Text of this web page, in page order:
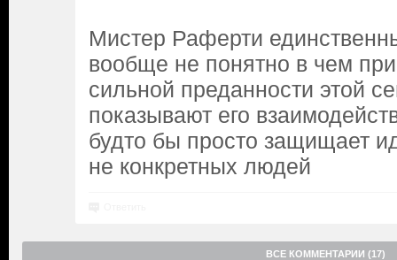
Мистер Раферти
вообще не понятно в чем
сильной преданности этой
показывают его
будто бы просто защищает
не конкретных людей
ВСЕ КОММЕНТАРИИ (17)